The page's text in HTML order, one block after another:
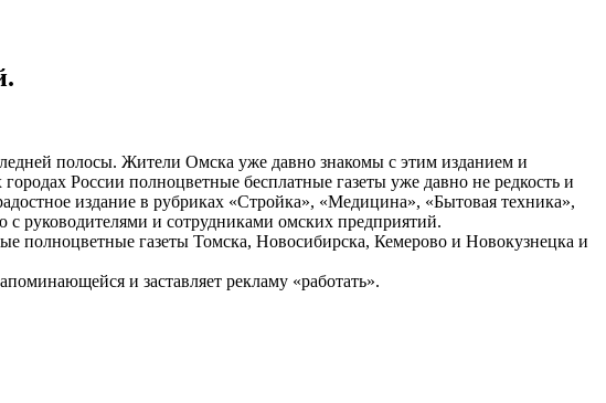
полосы. Жители Омска уже давно знакомы с этим изданием и
России полноцветные бесплатные газеты уже давно не редкость и
издание в рубриках «Стройка», «Медицина», «Бытовая техника»,
с руководителями и сотрудниками омских предприятий.
полноцветные газеты Томска, Новосибирска, Кемерово и Новокузнецка и
и заставляет рекламу «работать».